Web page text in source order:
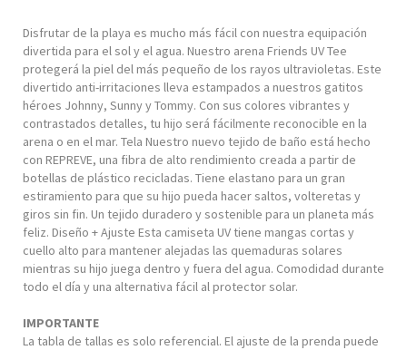
Disfrutar de la playa es mucho más fácil con nuestra equipación
divertida para el sol y el agua. Nuestro arena Friends UV Tee
protegerá la piel del más pequeño de los rayos ultravioletas. Este
divertido anti-irritaciones lleva estampados a nuestros gatitos
héroes Johnny, Sunny y Tommy. Con sus colores vibrantes y
contrastados detalles, tu hijo será fácilmente reconocible en la
arena o en el mar. Tela Nuestro nuevo tejido de baño está hecho
con REPREVE, una fibra de alto rendimiento creada a partir de
botellas de plástico recicladas. Tiene elastano para un gran
estiramiento para que su hijo pueda hacer saltos, volteretas y
giros sin fin. Un tejido duradero y sostenible para un planeta más
feliz. Diseño + Ajuste Esta camiseta UV tiene mangas cortas y
cuello alto para mantener alejadas las quemaduras solares
mientras su hijo juega dentro y fuera del agua. Comodidad durante
todo el día y una alternativa fácil al protector solar.
IMPORTANTE
La tabla de tallas es solo referencial. El ajuste de la prenda puede